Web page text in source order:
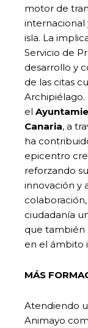
motor de
internacional
isla. La
Servicio de
desarrollo y
de las citas
Archipiélago.
el
Canaria, a
ha
epicentro
reforzando
innovación y
ciudadanía
que también
en el ámbito
MÁS
Atendiendo
Animayo